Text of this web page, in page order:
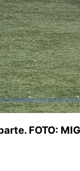
FOTO: